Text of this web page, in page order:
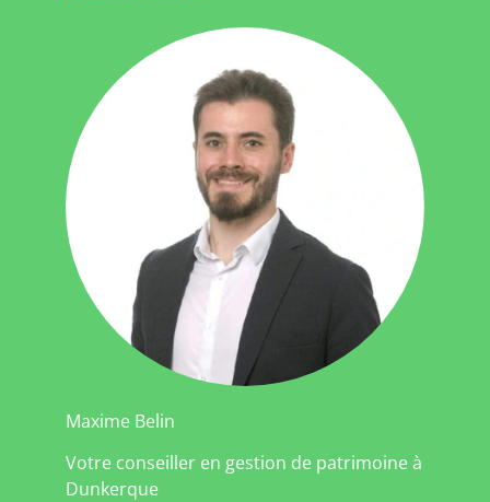
Maxime Belin
Votre conseiller en gestion de patrimoine à
Dunkerque